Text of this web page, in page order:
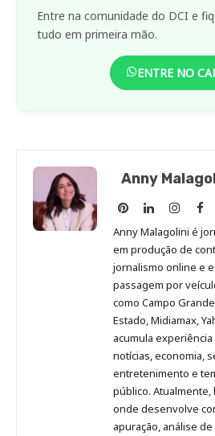
Entre na comunidade do DCI e
tudo em primeira mão.
ENTRE NO
Anny
Anny
Malagolini
no
Pinterest
Anny
Malagolini
no
LinkedIn
Anny
no
Anny Malagolini é
em produção de
jornalismo online e
passagem por
como Campo
Estado, Midiamax,
acumula
notícias, economia,
entretenimento e
público. Atualmente,
onde desenvolve
apuração, análise